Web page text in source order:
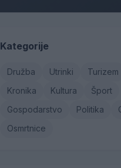
Kategorije
Družba Utrinki
Turizem
Kronika
Kultura
Šport
Gospodarstvo
Politika
Osmrtnice